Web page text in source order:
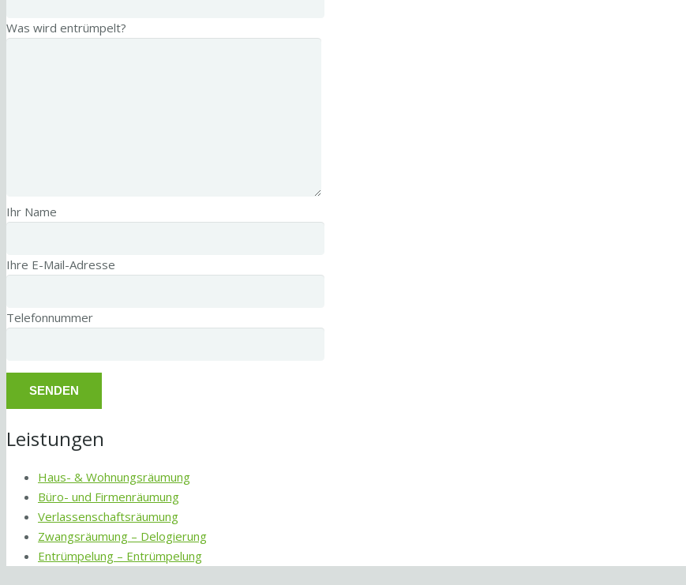
Was wird entrümpelt?
Ihr Name
Ihre E-Mail-Adresse
Telefonnummer
Leistungen
Haus- & Wohnungsräumung
Büro- und Firmenräumung
Verlassenschaftsräumung
Zwangsräumung – Delogierung
Entrümpelung – Entrümpelung